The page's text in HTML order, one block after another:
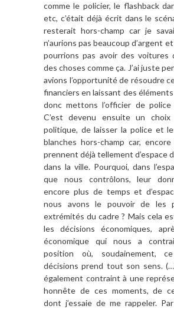
comme le policier, le flashback
etc, c’était déjà écrit dans le
resterait hors-champ car je
n’aurions pas beaucoup d’argent
pourrions pas avoir des voitures
des choses comme ça. J’ai juste
avions l’opportunité de résoudre
financiers en laissant des
donc mettons l’officier de police
C’est devenu ensuite un choix
politique, de laisser la police et
blanches hors-champ car,
prennent déjà tellement d’espace
dans la ville. Pourquoi, dans
que nous contrôlons, leur
encore plus de temps et
nous avons le pouvoir de les
extrémités du cadre ? Mais cela
les décisions économiques,
économique qui nous a
position où, soudainement,
décisions prend tout son sens.
également contraint à une
honnête de ces moments, de
dont j’essaie de me rappeler.